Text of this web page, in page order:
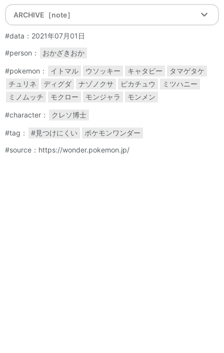
ARCHIVE［note］
#data：2021年07月01日
#person：
おかざきおか
#pokemon： イトマル ウソッキー キャタピー
タマゲタケ
チュリネ
ディグダ ナゾノクサ ピカチュウ
ミツハニー
ミノムッチ
モクロー モンジャラ モンメン
#character： クレソ博士
#tag： #見つけにくい
ポケモンワンダー
#source：https://wonder.pokemon.jp/